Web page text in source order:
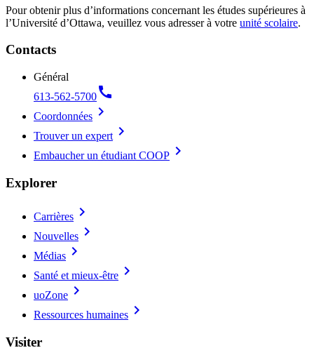
Pour obtenir plus d’informations concernant les études supérieures à
l’Université d’Ottawa, veuillez vous adresser à votre unité scolaire.
Contacts
Général
613-562-5700call
Coordonnées chevron_right
Trouver un expert chevron_right
Embaucher un étudiant COOP chevron_right
Explorer
Carrières chevron_right
Nouvelles chevron_right
Médias chevron_right
Santé et mieux-être chevron_right
uoZone chevron_right
Ressources humaines chevron_right
Visiter